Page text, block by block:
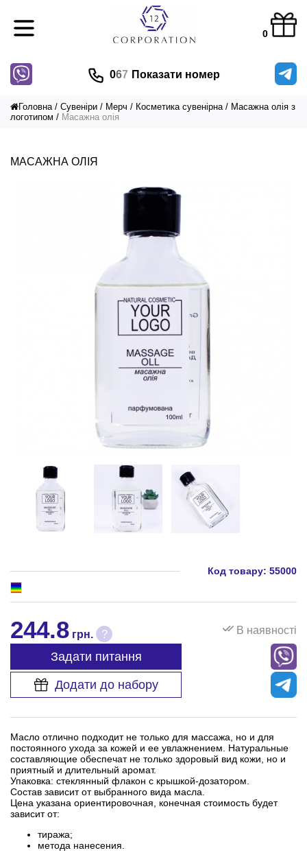
0
067 Показати номер
Головна Сувеніри Мерч Косметика сувенірна
Масажна олія з
логотипом
Масажна олія
МАСАЖНА ОЛІЯ
Код товару: 55000
244.8 грн. ? В наявності
Задати питання
Додати до набору
Масло отлично подходит не только для массажа, но и для
постоянного ухода за кожей и ее увлажнением. Натуральные
составляющие обеспечат не только здоровый вид кожи, но и
приятный и длительный аромат.
Упаковка: стеклянный флакон с крышкой-дозатором.
Состав зависит от выбранного вида масла.
Цена указана ориентировочная, конечная стоимость будет
зависит от:
тиража;
метода нанесения.